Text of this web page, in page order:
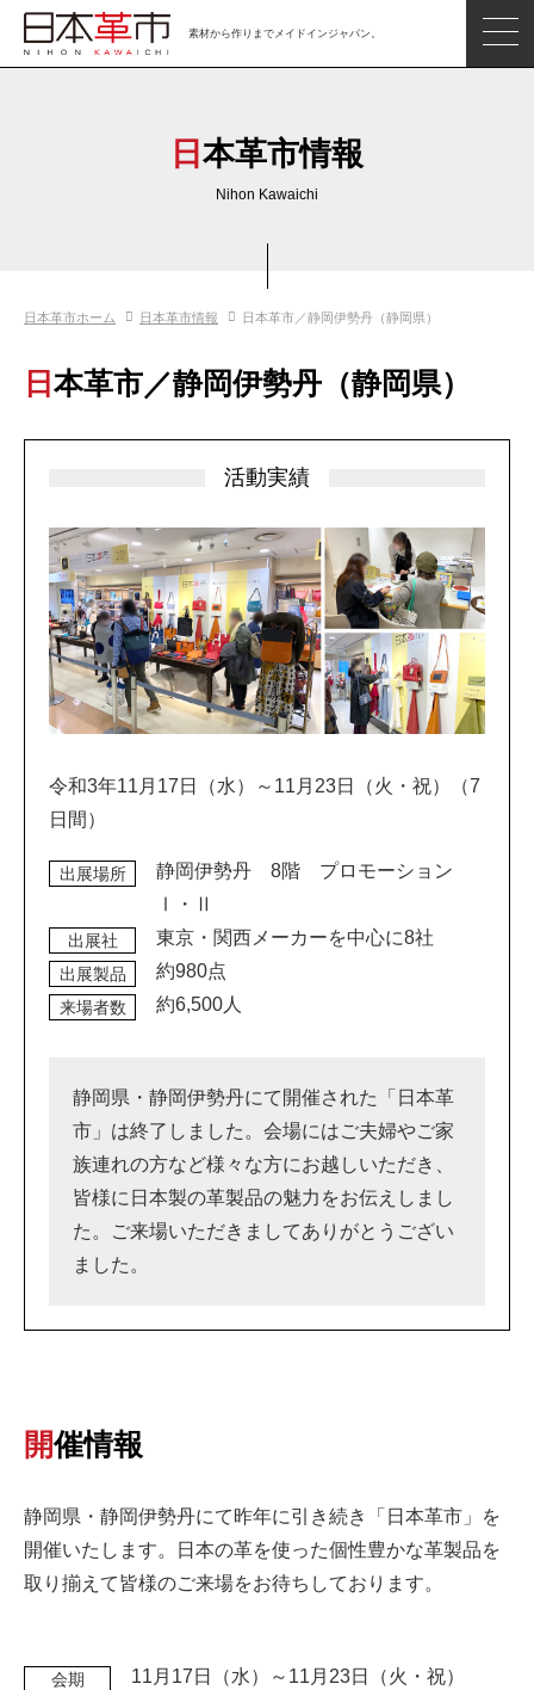
素材から作りまでメイドインジャパン。
革市通信
日本の革の良さを知ろう
日本革市情報
Nihon Kawaichi
日本革市ホーム 日本革市情報 日本革市／静岡伊勢丹（静岡県）
日本革市／静岡伊勢丹（静岡県）
活動実績
令和3年11月17日（水）～11月23日（火・祝）（7
日間）
出展場所
静岡伊勢丹 8階 プロモーション
Ⅰ・Ⅱ
出展社 東京・関西メーカーを中心に8社
出展製品 約980点
来場者数 約6,500人
静岡県・静岡伊勢丹にて開催された「日本革
市」は終了しました。会場にはご夫婦やご家
族連れの方など様々な方にお越しいただき、
皆様に日本製の革製品の魅力をお伝えしまし
た。ご来場いただきましてありがとうござい
ました。
開催情報
静岡県・静岡伊勢丹にて昨年に引き続き「日本革市」を
開催いたします。日本の革を使った個性豊かな革製品を
取り揃えて皆様のご来場をお待ちしております。
会期 11月17日（水）～11月23日（火・祝）